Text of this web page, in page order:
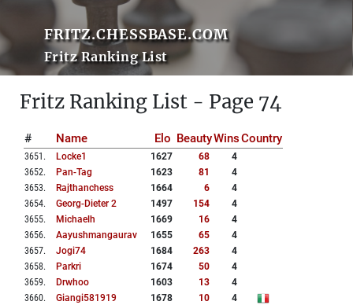
FRITZ.CHESSBASE.COM
Fritz Ranking List
Fritz Ranking List - Page 74
# Name Elo BeautyWinsCountry
3651 . Locke1 1627 68
4
3652. Pan-Tag 1623 81
4
3653. Rajthanchess 1664 6
4
3654. Georg-Dieter 2 1497 154
4
3655. Michaelh 1669 16
4
3656. Aayushmangaurav 1655 65
4
3657. Jogi74 1684 263
4
3658. Parkri 1674 50
4
3659. Drwhoo 1603 13
4
3660. Giangi581919 1678 10
4